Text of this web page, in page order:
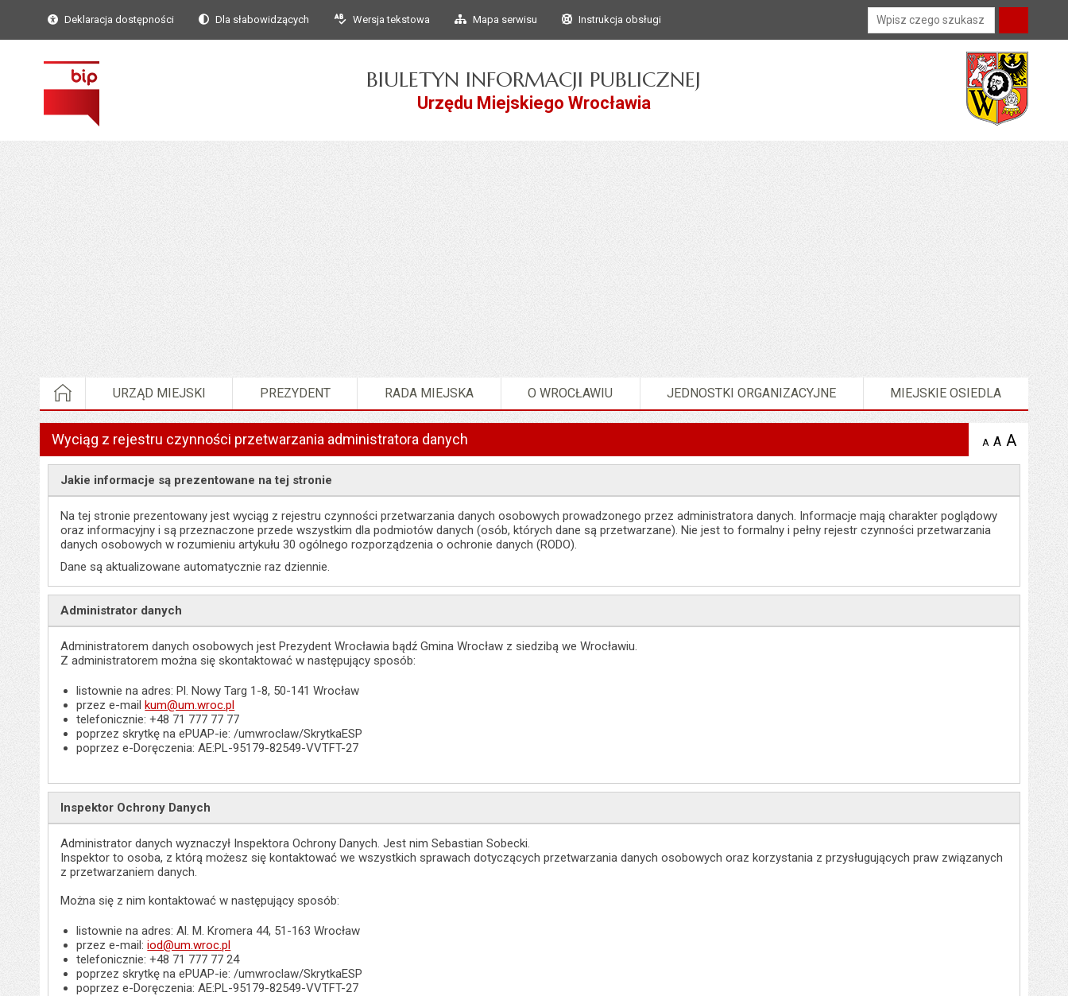
Przejdź do głównego
Przejdź do treści
Deklaracja dostępności Dla słabowidzących Wersja tekstowa Mapa serwisu Instrukcja obsługi Wyszukiwarka
BIULETYN INFORMACJI PUBLICZNEJ
Urzędu Miejskiego Wrocławia
STRONA GŁÓWNA
URZĄD MIEJSKI PREZYDENT RADA MIEJSKA O WROCŁAWIU JEDNOSTKI ORGANIZACYJNE MIEJSKIE OSIEDLA
Wyciąg z rejestru czynności przetwarzania administratora danych A zmniejsz
stronie
A domyślna
A
Jakie informacje są prezentowane na tej stronie
Na tej stronie prezentowany jest wyciąg z rejestru czynności przetwarzania danych osobowych prowadzonego przez administratora danych. Informacje mają charakter poglądowy
oraz informacyjny i są przeznaczone przede wszystkim dla podmiotów danych (osób, których dane są przetwarzane). Nie jest to formalny i pełny rejestr czynności przetwarzania
danych osobowych w rozumieniu artykułu 30 ogólnego rozporządzenia o ochronie danych (RODO).
Dane są aktualizowane automatycznie raz dziennie.
Administrator danych
Administratorem danych osobowych jest Prezydent Wrocławia bądź Gmina Wrocław z siedzibą we Wrocławiu.
Z administratorem można się skontaktować w następujący sposób:
listownie na adres: Pl. Nowy Targ 1-8, 50-141 Wrocław
przez e-mailkum@um.wroc.pl
telefonicznie: +48 71 777 77 77
poprzez skrytkę na ePUAP-ie: /umwroclaw/SkrytkaESP
poprzez e-Doręczenia: AE:PL-95179-82549-VVTFT-27
Inspektor Ochrony Danych
Administrator danych wyznaczył Inspektora Ochrony Danych. Jest nim Sebastian Sobecki.
Inspektor to osoba, z którą możesz się kontaktować we wszystkich sprawach dotyczących przetwarzania danych osobowych oraz korzystania z przysługujących praw związanych
z przetwarzaniem danych.
Można się z nim kontaktować w następujący sposób:
listownie na adres: Al. M. Kromera 44, 51-163 Wrocław
przez e-mail:iod@um.wroc.pl
telefonicznie: +48 71 777 77 24
poprzez skrytkę na ePUAP-ie: /umwroclaw/SkrytkaESP
poprzez e-Doręczenia: AE:PL-95179-82549-VVTFT-27